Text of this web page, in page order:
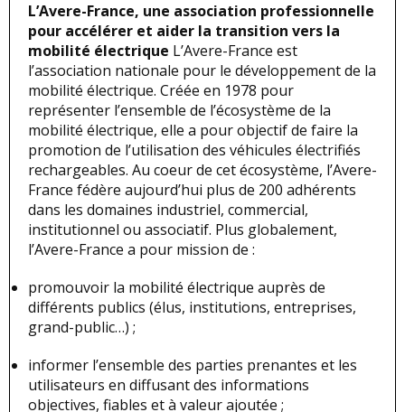
L’Avere-France, une association professionnelle
pour accélérer et aider la transition vers la
mobilité électrique L’Avere-France est
l’association nationale pour le développement de la
mobilité électrique. Créée en 1978 pour
représenter l’ensemble de l’écosystème de la
mobilité électrique, elle a pour objectif de faire la
promotion de l’utilisation des véhicules électrifiés
rechargeables. Au coeur de cet écosystème, l’Avere-
France fédère aujourd’hui plus de 200 adhérents
dans les domaines industriel, commercial,
institutionnel ou associatif. Plus globalement,
l’Avere-France a pour mission de :
promouvoir la mobilité électrique auprès de
différents publics (élus, institutions, entreprises,
grand-public…) ;
informer l’ensemble des parties prenantes et les
utilisateurs en diffusant des informations
objectives, fiables et à valeur ajoutée ;